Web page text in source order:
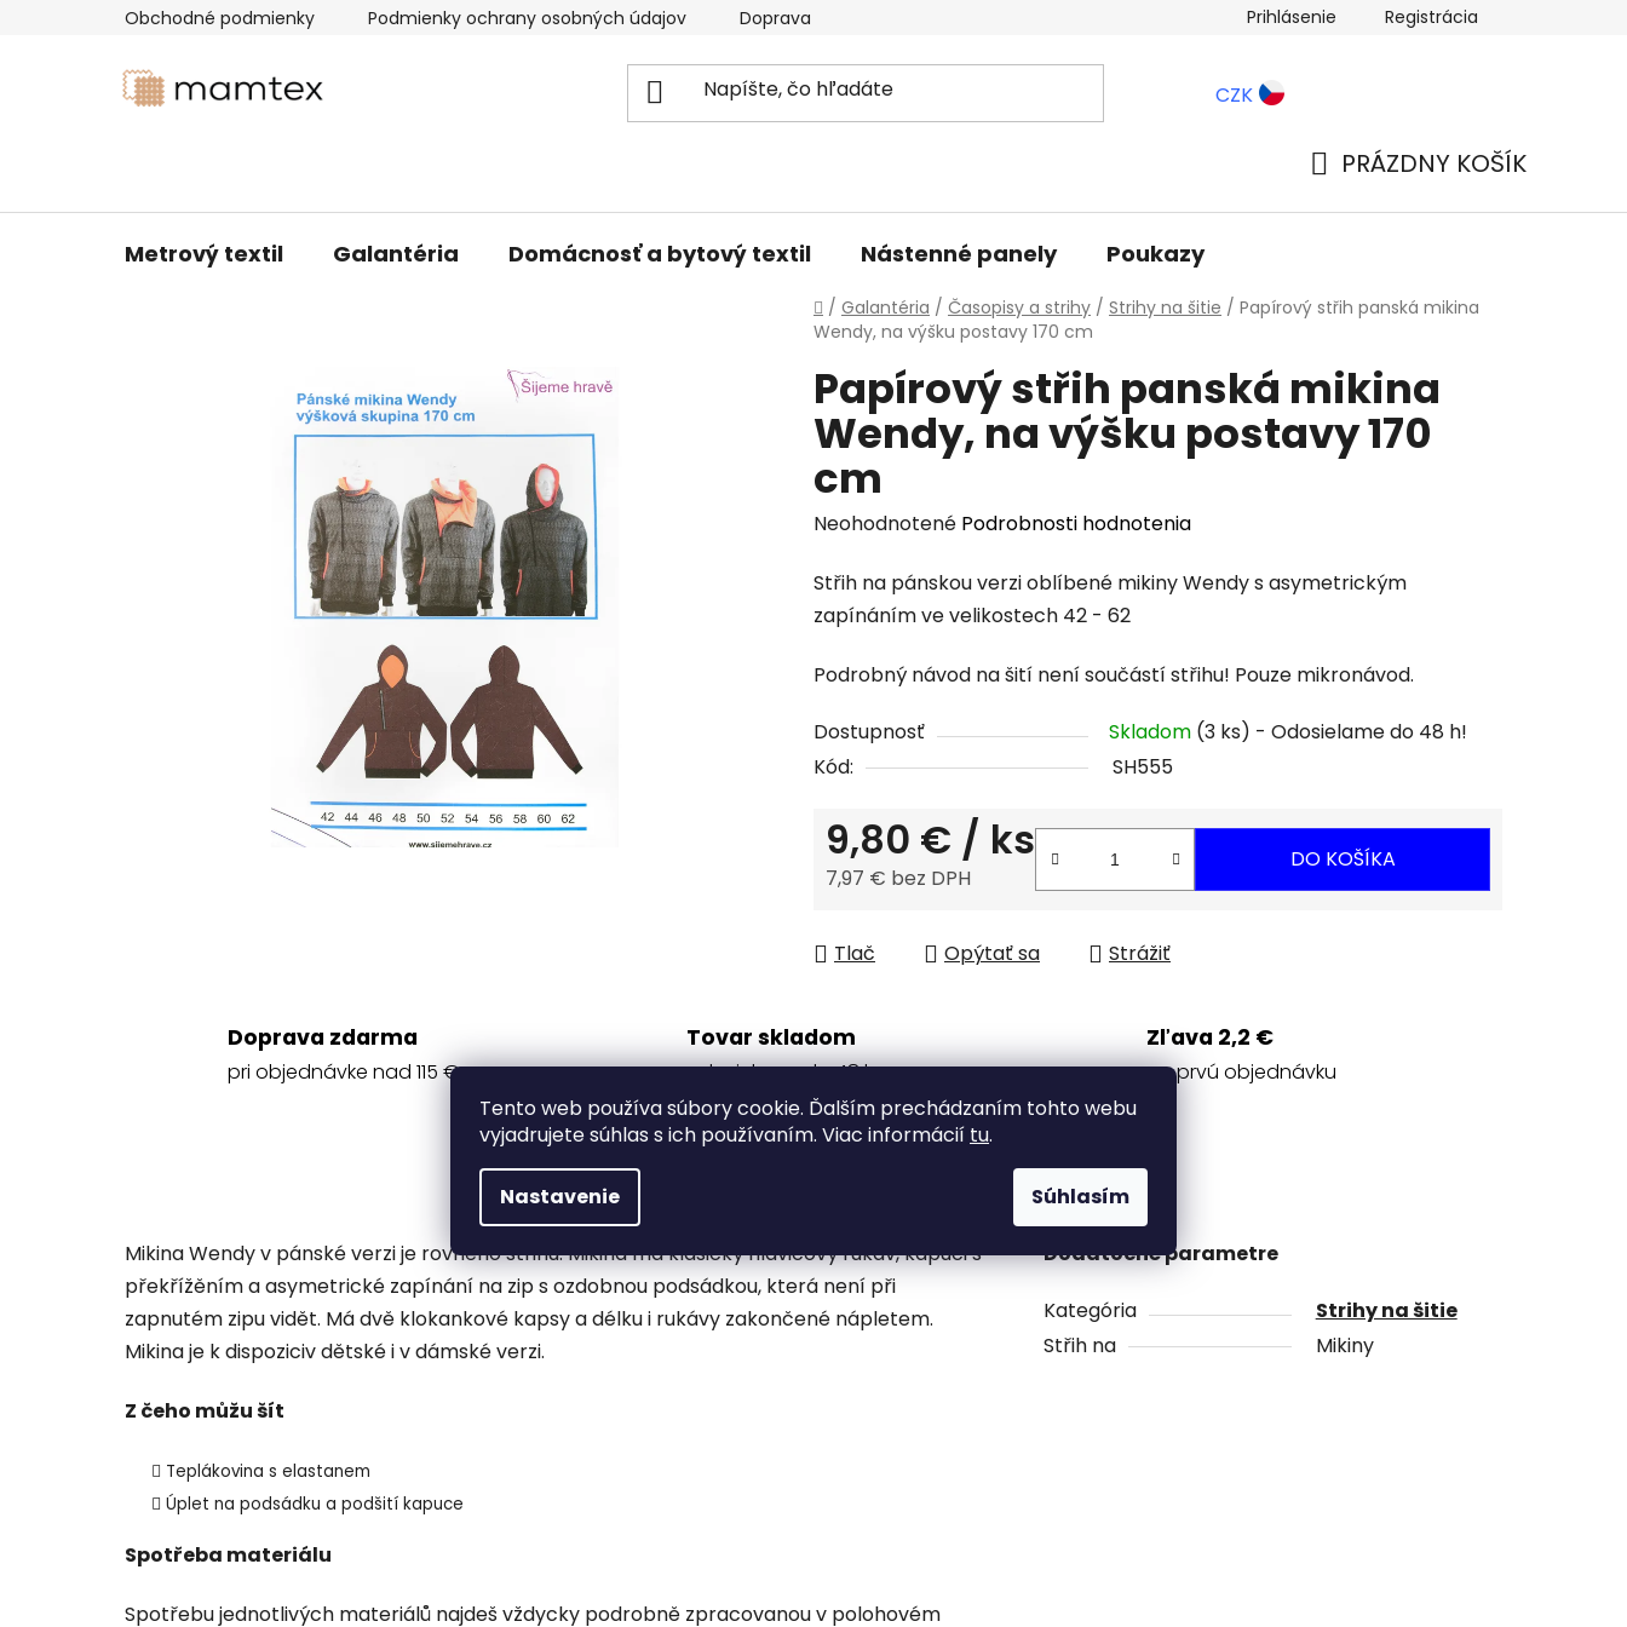
Tento web používa súbory cookie. Ďalším prechádzaním tohto webu
vyjadrujete súhlas s ich používaním. Viac informácií tu.
Nastavenie Súhlasím
Obchodné podmienky Podmienky ochrany osobných údajov Doprava a platba Blog
Prihlásenie Registrácia
CZK
PRÁZDNY KOŠÍK
Metrový textil Galantéria Domácnosť a bytový textil Nástenné panely Poukazy
Domov
/ Galantéria / Časopisy a strihy / Strihy na šitie / Papírový střih panská mikina
Wendy, na výšku postavy 170 cm
Papírový střih panská mikina
Wendy, na výšku postavy 170
cm
Priemerné
produktu
je
z
5
hviezdičiek.
Neohodnotené Podrobnosti hodnotenia
Střih na pánskou verzi oblíbené mikiny Wendy s asymetrickým
zapínáním ve velikostech 42 - 62
Podrobný návod na šití není součástí střihu! Pouze mikronávod.
Dostupnosť Skladom (3 ks)
Kód:
SH555
9,80 € / ks
7,97 € bez DPH
DO KOŠÍKA
Tlač Opýtať sa Strážiť
Doprava zdarma
pri objednávke nad 115 €
Tovar skladom
odosielame do 48 h.
Zľava 2,2 €
na prvú objednávku
Mikina Wendy v pánské verzi je rovného střihu. Mikina má klasický hlavicový rukáv, kapuci s
překřížěním a asymetrické zapínání na zip s ozdobnou podsádkou, která není při
zapnutém zipu vidět. Má dvě klokankové kapsy a délku i rukávy zakončené nápletem.
Mikina je k dispoziciv dětské i v dámské verzi.
Z čeho můžu šít
Teplákovina s elastanem
Úplet na podsádku a podšití kapuce
Spotřeba materiálu
Spotřebu jednotlivých materiálů najdeš vždycky podrobně zpracovanou v polohovém
Dodatočné parametre
Kategória
Strihy na šitie
Střih na
Mikiny